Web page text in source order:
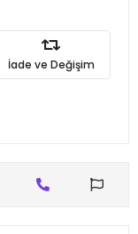
İade ve Değişim